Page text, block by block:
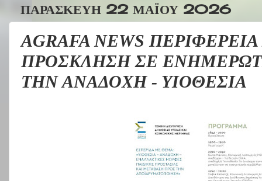
ΠΑΡΑΣΚΕΥΉ 22 ΜΑΪ́ΟΥ 2026
AGRAFA NEWS
ΠΡΟΣΚΛΗΣΗ ΣΕ
ΤΗΝ ΑΝΑΔΟΧΗ - ΥΙΟΘΕΣΙΑ